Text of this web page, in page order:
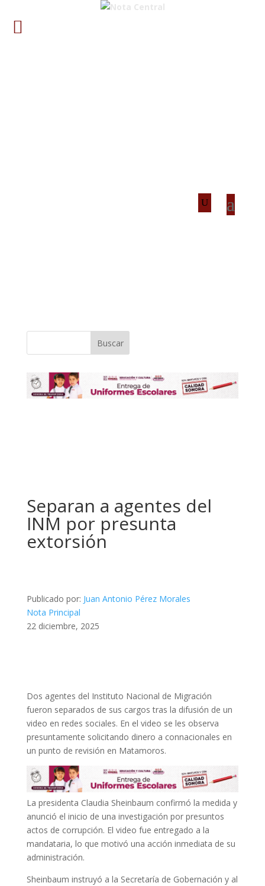
Buscar
Separan a agentes del
INM por presunta
extorsión
Publicado por: Juan Antonio Pérez Morales
Nota Principal
22 diciembre, 2025
Dos agentes del Instituto Nacional de Migración
fueron separados de sus cargos tras la difusión de un
video en redes sociales. En el video se les observa
presuntamente solicitando dinero a connacionales en
un punto de revisión en Matamoros.
La presidenta Claudia Sheinbaum confirmó la medida y
anunció el inicio de una investigación por presuntos
actos de corrupción. El video fue entregado a la
mandataria, lo que motivó una acción inmediata de su
administración.
Sheinbaum instruyó a la Secretaría de Gobernación y al